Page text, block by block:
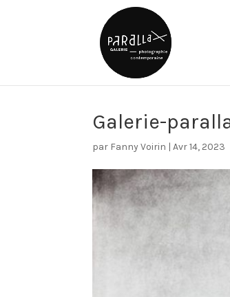
Galerie-
par Fanny Voirin |Avr 14, 2023